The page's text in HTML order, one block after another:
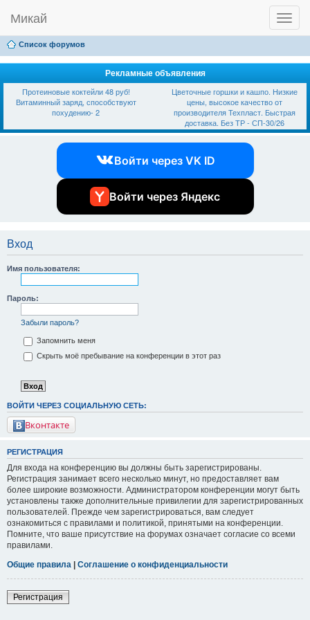
T
o
g
l
n
a
i
g
Микай
Ссылки Вход
Список форумов
Рекламные объявления
Протеиновые коктейли 48 руб!
Витаминный заряд, способствуют
похудению- 2
Цветочные горшки и кашпо. Низкие
цены, высокое качество от
производителя Техпласт. Быстрая
доставка. Без ТР - СП-30/26
Войти через VK ID
Войти через Яндекс
Вход
Имя пользователя:
Пароль:
Забыли пароль?
Запомнить меня
Скрыть моё пребывание на конференции в этот раз
ВОЙТИ ЧЕРЕЗ СОЦИАЛЬНУЮ СЕТЬ:
Вконтакте
РЕГИСТРАЦИЯ
Для входа на конференцию вы должны быть зарегистрированы.
Регистрация занимает всего несколько минут, но предоставляет вам
более широкие возможности. Администратором конференции могут быть
установлены также дополнительные привилегии для зарегистрированных
пользователей. Прежде чем зарегистрироваться, вам следует
ознакомиться с правилами и политикой, принятыми на конференции.
Помните, что ваше присутствие на форумах означает согласие со всеми
правилами.
Общие правила
Соглашение о конфиденциальности
Регистрация